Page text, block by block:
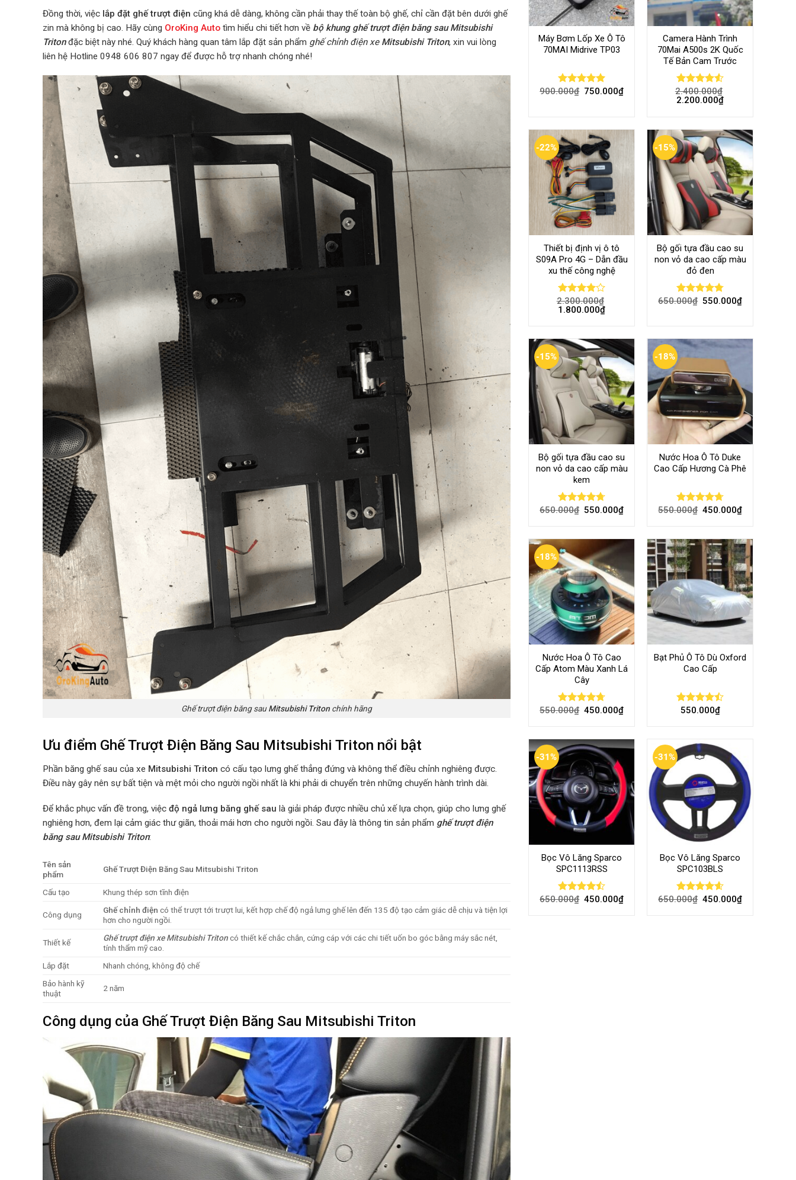
Đồng thời, việc lắp đặt ghế trượt điện cũng khá dễ dàng, không cần phải thay thế toàn bộ ghế, chỉ cần đặt bên dưới ghế
zin mà không bị cao. Hãy cùng OroKing Auto tìm hiểu chi tiết hơn về bộ khung ghế trượt điện băng sauMitsubishi
Triton đặc biệt này nhé. Quý khách hàng quan tâm lắp đặt sản phẩm ghế chỉnh điện xe Mitsubishi Triton, xin vui lòng
liên hệ Hotline 0948 606 807 ngay để được hỗ trợ nhanh chóng nhé!
Ghế trượt điện băng sauMitsubishi Triton chính hãng
Ưu điểm Ghế Trượt Điện Băng Sau Mitsubishi Triton nổi bật
Phần băng ghế sau của xe Mitsubishi Triton có cấu tạo lưng ghế thẳng đứng và không thể điều chỉnh nghiêng được.
Điều này gây nên sự bất tiện và mệt mỏi cho người ngồi nhất là khi phải di chuyển trên những chuyến hành trình dài.
Để khắc phục vấn đề trong, việc độ ngả lưng băng ghế sau là giải pháp được nhiều chủ xế lựa chọn, giúp cho lưng ghế
nghiêng hơn, đem lại cảm giác thư giãn, thoải mái hơn cho người ngồi. Sau đây là thông tin sản phẩm ghế trượt điện
băng sauMitsubishi Triton:
Tên sản
phẩm
Ghế Trượt Điện Băng Sau Mitsubishi Triton
Cấu tạo Khung thép sơn tĩnh điện
Công dụng Ghế chỉnh điện có thể trượt tới trượt lui, kết hợp chế độ ngả lưng ghế lên đến 135 độ tạo cảm giác dễ chịu và tiện lợi
hơn cho người ngồi.
Thiết kế Ghế trượt điện xeMitsubishi Tritoncó thiết kế chắc chắn, cứng cáp với các chi tiết uốn bo góc bằng máy sắc nét,
tính thẩm mỹ cao.
Lắp đặt
Nhanh chóng, không độ chế
Bảo hành kỹ
thuật
2 năm
Công dụng của Ghế Trượt Điện Băng Sau Mitsubishi Triton
Máy Bơm Lốp Xe Ô Tô
70MAI Midrive TP03
Rated 5.00
900.000₫ 750.000₫
Camera Hành Trình
70Mai A500s 2K Quốc
Tế Bản Cam Trước
Rated4.56
out of 5
2.400.000₫
2.200.000₫
-22%
Thiết bị định vị ô tô
S09A Pro 4G – Dẫn đầu
xu thế công nghệ
Rated
4.00out
2.300.000₫
1.800.000₫
-15%
Bộ gối tựa đầu cao su
non vỏ da cao cấp màu
đỏ đen
Rated4.80
650.000₫ 550.000₫
-15%
Bộ gối tựa đầu cao su
non vỏ da cao cấp màu
kem
Rated4.70
650.000₫ 550.000₫
-18%
Nước Hoa Ô Tô Duke
Cao Cấp Hương Cà Phê
Rated4.70
550.000₫ 450.000₫
-18%
Nước Hoa Ô Tô Cao
Cấp Atom Màu Xanh Lá
Cây
Rated4.70
550.000₫ 450.000₫
Bạt Phủ Ô Tô Dù Oxford
Cao Cấp
Rated
550.000₫
-31%
Bọc Vô Lăng Sparco
SPC1113RSS
Rated
650.000₫ 450.000₫
-31%
Bọc Vô Lăng Sparco
SPC103BLS
Rated4.57
650.000₫ 450.000₫